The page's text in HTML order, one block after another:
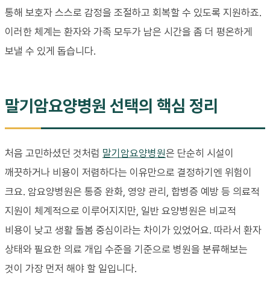
통해 보호자 스스로 감정을 조절하고 회복할 수 있도록 지원하죠.
이러한 체계는 환자와 가족 모두가 남은 시간을 좀 더 평온하게
보낼 수 있게 돕습니다.
말기암요양병원 선택의 핵심 정리
처음 고민하셨던 것처럼 말기암요양병원은 단순히 시설이
깨끗하거나 비용이 저렴하다는 이유만으로 결정하기엔 위험이
크요. 암요양병원은 통증 완화, 영양 관리, 합병증 예방 등 의료적
지원이 체계적으로 이루어지지만, 일반 요양병원은 비교적
비용이 낮고 생활 돌봄 중심이라는 차이가 있었어요. 따라서 환자
상태와 필요한 의료 개입 수준을 기준으로 병원을 분류해보는
것이 가장 먼저 해야 할 일입니다.